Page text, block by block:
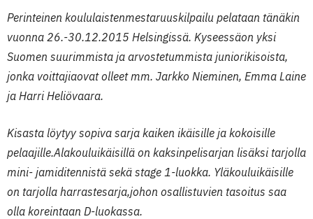
Perinteinen koululaistenmestaruuskilpailu pelataan tänäkin
vuonna 26.-30.12.2015 Helsingissä. Kyseessäon yksi
Suomen suurimmista ja arvostetummista juniorikisoista,
jonka voittajiaovat olleet mm. Jarkko Nieminen, Emma Laine
ja Harri Heliövaara.
Kisasta löytyy sopiva sarja kaiken ikäisille ja kokoisille
pelaajille.Alakouluikäisillä on kaksinpelisarjan lisäksi tarjolla
mini- jamiditennistä sekä stage 1-luokka. Yläkouluikäisille
on tarjolla harrastesarja,johon osallistuvien tasoitus saa
olla koreintaan D-luokassa.